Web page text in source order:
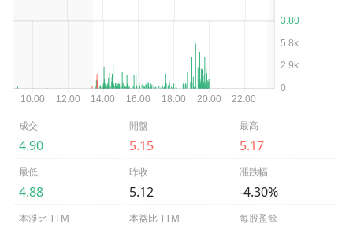
成交
4.90
開盤
5.15
最高
5.17
最低
4.88
昨收
5.12
漲跌幅
-4.30%
本淨比 TTM 本益比 TTM 每股盈餘